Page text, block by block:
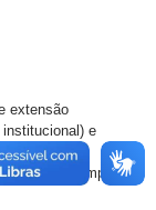
extensão
e
em tempo